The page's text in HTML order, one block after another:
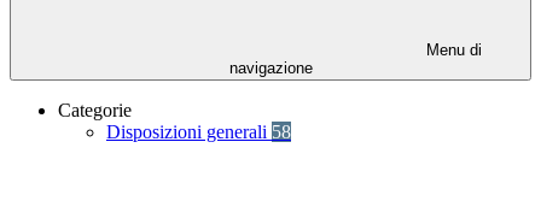
Menu di
navigazione
Categorie
Disposizioni generali 58